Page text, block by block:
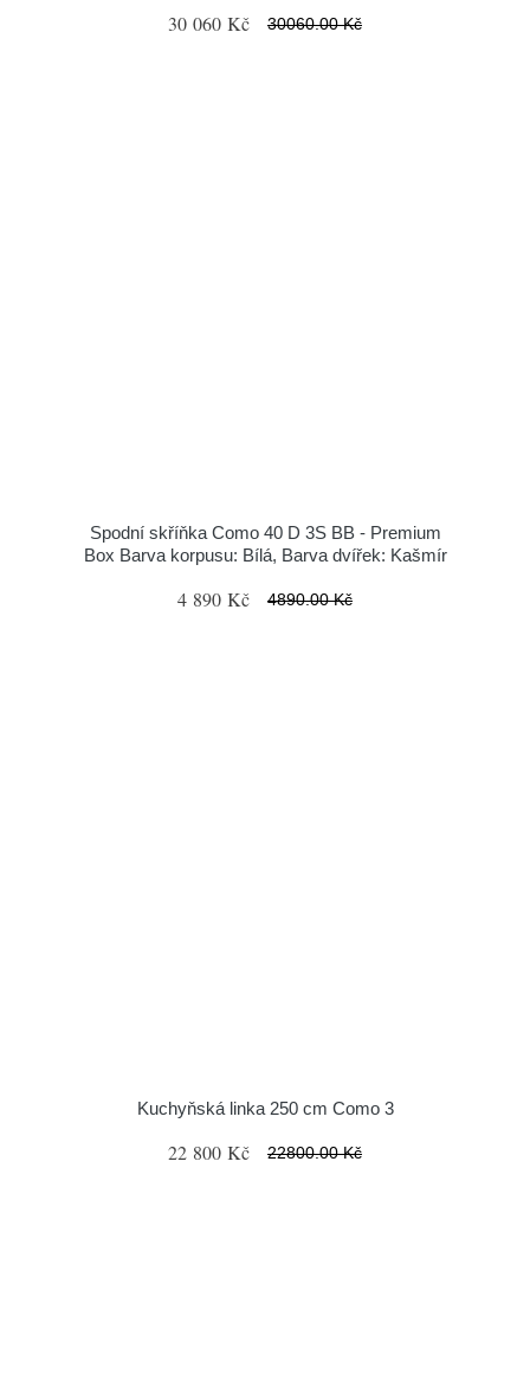
30 060 Kč 30060.00 Kč
Spodní skříňka Como 40 D 3S BB - Premium
Box Barva korpusu: Bílá, Barva dvířek: Kašmír
4 890 Kč 4890.00 Kč
Kuchyňská linka 250 cm Como 3
22 800 Kč 22800.00 Kč